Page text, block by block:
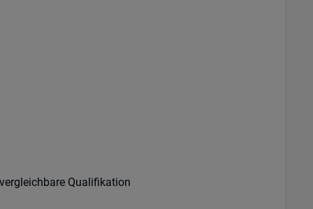
Qualifikation